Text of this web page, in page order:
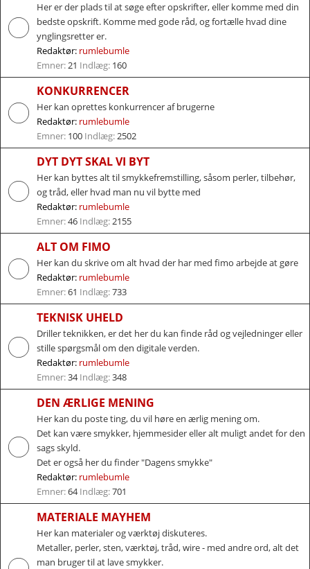
Her er der plads til at søge efter opskrifter, eller komme med din
bedste opskrift. Komme med gode råd, og fortælle hvad dine
ynglingsretter er.
Redaktør: rumlebumle
Emner:21 Indlæg: 160
KONKURRENCER
Her kan oprettes konkurrencer af brugerne
Redaktør: rumlebumle
Emner: 100 Indlæg:2502
DYT DYT SKAL VI BYT
Her kan byttes alt til smykkefremstilling, såsom perler, tilbehør,
og tråd, eller hvad man nu vil bytte med
Redaktør: rumlebumle
Emner:46 Indlæg:2155
ALT OM FIMO
Her kan du skrive om alt hvad der har med fimo arbejde at gøre
Redaktør: rumlebumle
Emner:61 Indlæg:733
TEKNISK UHELD
Driller teknikken, er det her du kan finde råd og vejledninger eller
stille spørgsmål om den digitale verden.
Redaktør: rumlebumle
Emner:34Indlæg:348
DEN ÆRLIGE MENING
Her kan du poste ting, du vil høre en ærlig mening om.
Det kan være smykker, hjemmesider eller alt muligt andet for den
sags skyld.
Det er også her du finder "Dagens smykke"
Redaktør: rumlebumle
Emner:64Indlæg:701
MATERIALE MAYHEM
Her kan materialer og værktøj diskuteres.
Metaller, perler, sten, værktøj, tråd, wire - med andre ord, alt det
man bruger til at lave smykker.